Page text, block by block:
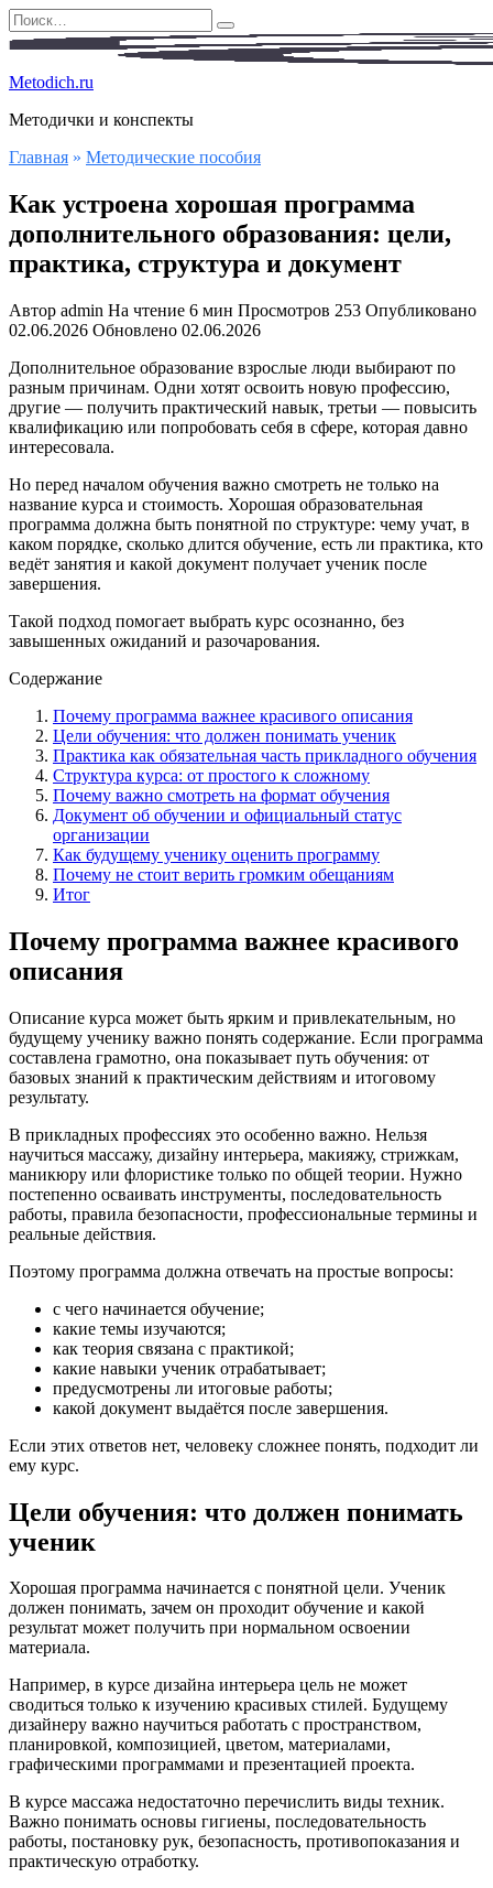
Перейти
к
Search
for:
Metodich.ru
Методички и конспекты
Главная » Методические пособия
Как устроена хорошая программа
дополнительного образования: цели,
практика, структура и документ
Автор admin На чтение 6 мин Просмотров 253 Опубликовано
02.06.2026 Обновлено 02.06.2026
Дополнительное образование взрослые люди выбирают по
разным причинам. Одни хотят освоить новую профессию,
другие — получить практический навык, третьи — повысить
квалификацию или попробовать себя в сфере, которая давно
интересовала.
Но перед началом обучения важно смотреть не только на
название курса и стоимость. Хорошая образовательная
программа должна быть понятной по структуре: чему учат, в
каком порядке, сколько длится обучение, есть ли практика, кто
ведёт занятия и какой документ получает ученик после
завершения.
Такой подход помогает выбрать курс осознанно, без
завышенных ожиданий и разочарования.
Содержание
Почему программа важнее красивого описания
Цели обучения: что должен понимать ученик
Практика как обязательная часть прикладного обучения
Структура курса: от простого к сложному
Почему важно смотреть на формат обучения
Документ об обучении и официальный статус
организации
Как будущему ученику оценить программу
Почему не стоит верить громким обещаниям
Итог
Почему программа важнее красивого
описания
Описание курса может быть ярким и привлекательным, но
будущему ученику важно понять содержание. Если программа
составлена грамотно, она показывает путь обучения: от
базовых знаний к практическим действиям и итоговому
результату.
В прикладных профессиях это особенно важно. Нельзя
научиться массажу, дизайну интерьера, макияжу, стрижкам,
маникюру или флористике только по общей теории. Нужно
постепенно осваивать инструменты, последовательность
работы, правила безопасности, профессиональные термины и
реальные действия.
Поэтому программа должна отвечать на простые вопросы:
с чего начинается обучение;
какие темы изучаются;
как теория связана с практикой;
какие навыки ученик отрабатывает;
предусмотрены ли итоговые работы;
какой документ выдаётся после завершения.
Если этих ответов нет, человеку сложнее понять, подходит ли
ему курс.
Цели обучения: что должен понимать
ученик
Хорошая программа начинается с понятной цели. Ученик
должен понимать, зачем он проходит обучение и какой
результат может получить при нормальном освоении
материала.
Например, в курсе дизайна интерьера цель не может
сводиться только к изучению красивых стилей. Будущему
дизайнеру важно научиться работать с пространством,
планировкой, композицией, цветом, материалами,
графическими программами и презентацией проекта.
В курсе массажа недостаточно перечислить виды техник.
Важно понимать основы гигиены, последовательность
работы, постановку рук, безопасность, противопоказания и
практическую отработку.